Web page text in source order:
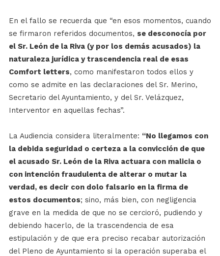
En el fallo se recuerda que “en esos momentos, cuando
se firmaron referidos documentos, se desconocía por
el Sr. León de la Riva (y por los demás acusados) la
naturaleza jurídica y trascendencia real de esas
Comfort letters, como manifestaron todos ellos y
como se admite en las declaraciones del Sr. Merino,
Secretario del Ayuntamiento, y del Sr. Velázquez,
Interventor en aquellas fechas”.
La Audiencia considera literalmente: “No llegamos con
la debida seguridad o certeza a la convicción de que
el acusado Sr. León de la Riva actuara con malicia o
con intención fraudulenta de alterar o mutar la
verdad, es decir con dolo falsario en la firma de
estos documentos; sino, más bien, con negligencia
grave en la medida de que no se cercioró, pudiendo y
debiendo hacerlo, de la trascendencia de esa
estipulación y de que era preciso recabar autorización
del Pleno de Ayuntamiento si la operación superaba el